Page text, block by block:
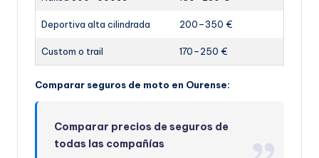
Deportiva alta cilindrada 200–350 €
Custom o trail 170–250 €
Comparar seguros de moto en Ourense:
Comparar precios de seguros de
todas las compañías